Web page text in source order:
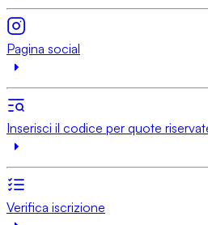
Pagina social
Inserisci il codice per quote
Verifica iscrizione